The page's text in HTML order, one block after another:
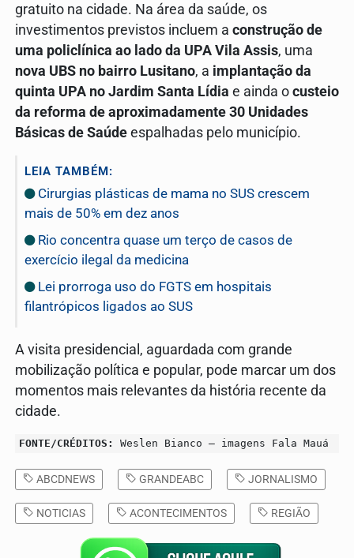
gratuito na cidade. Na área da saúde, os
investimentos previstos incluem a construção de
uma policlínica ao lado da UPA Vila Assis, uma
nova UBS no bairro Lusitano, a implantação da
quinta UPA no Jardim Santa Lídia e ainda o custeio
da reforma de aproximadamente 30 Unidades
Básicas de Saúde espalhadas pelo município.
LEIA TAMBÉM:
Cirurgias plásticas de mama no SUS crescem
mais de 50% em dez anos
Rio concentra quase um terço de casos de
exercício ilegal da medicina
Lei prorroga uso do FGTS em hospitais
filantrópicos ligados ao SUS
A visita presidencial, aguardada com grande
mobilização política e popular, pode marcar um dos
momentos mais relevantes da história recente da
cidade.
FONTE/CRÉDITOS: Weslen Bianco – imagens Fala Mauá
ABCDNEWS GRANDEABC JORNALISMO
NOTICIAS ACONTECIMENTOS REGIÃO